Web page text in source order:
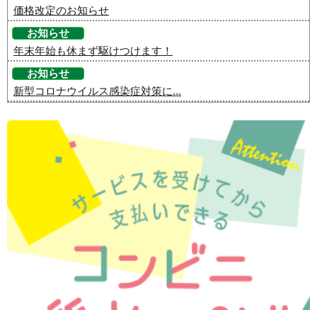
価格改定のお知らせ
お知らせ
年末年始も休まず駆けつけます！
お知らせ
新型コロナウイルス感染症対策に...